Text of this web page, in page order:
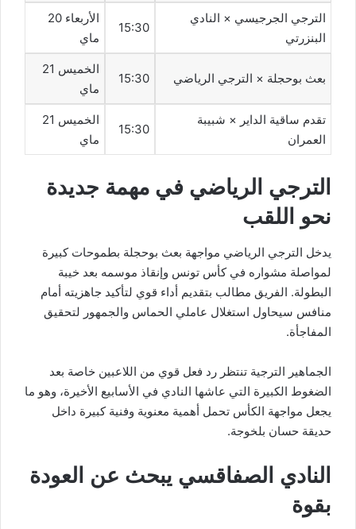
الترجي الجرجيسي × النادي
البنزرتي
15:30
الأربعاء 20
ماي
بعث بوحجلة × الترجي الرياضي 15:30
الخميس 21
ماي
تقدم ساقية الداير × شبيبة
العمران
15:30
الخميس 21
ماي
الترجي الرياضي في مهمة جديدة
نحو اللقب
يدخل الترجي الرياضي مواجهة بعث بوحجلة بطموحات كبيرة
لمواصلة مشواره في كأس تونس وإنقاذ موسمه بعد خيبة
البطولة. الفريق مطالب بتقديم أداء قوي لتأكيد جاهزيته أمام
منافس سيحاول استغلال عاملي الحماس والجمهور لتحقيق
المفاجأة.
الجماهير الترجية تنتظر رد فعل قوي من اللاعبين خاصة بعد
الضغوط الكبيرة التي عاشها النادي في الأسابيع الأخيرة، وهو ما
يجعل مواجهة الكأس تحمل أهمية معنوية وفنية كبيرة داخل
حديقة حسان بلخوجة.
النادي الصفاقسي يبحث عن العودة
بقوة